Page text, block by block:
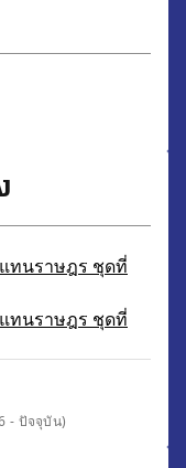
ทนราษฎร ชุดที่
ทนราษฎร ชุดที่
- ปัจจุบัน)